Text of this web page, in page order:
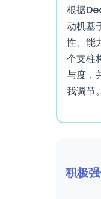
根据
动机基
性、能
个支柱
与度，
我调节。
积极